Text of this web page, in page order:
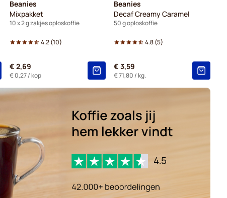
Beanies
Mixpakket
10 x 2 g zakjes oploskoffie
4.2(10)
€ 2,69
€ 0,27/ kop
Beanies
Decaf Creamy Caramel
50 g oploskoffie
4.8(5)
€ 3,59
€ 71,80 / kg.